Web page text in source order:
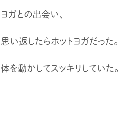
ヨガとの出会い、
思い返したらホットヨガだった。
体を動かしてスッキリしていた。